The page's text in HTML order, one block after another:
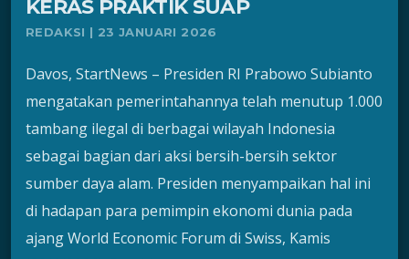
KERAS PRAKTIK SUAP
REDAKSI | 23 JANUARI 2026
Davos, StartNews – Presiden RI Prabowo Subianto
mengatakan pemerintahannya telah menutup 1.000
tambang ilegal di berbagai wilayah Indonesia
sebagai bagian dari aksi bersih-bersih sektor
sumber daya alam. Presiden menyampaikan hal ini
di hadapan para pemimpin ekonomi dunia pada
ajang World Economic Forum di Swiss, Kamis